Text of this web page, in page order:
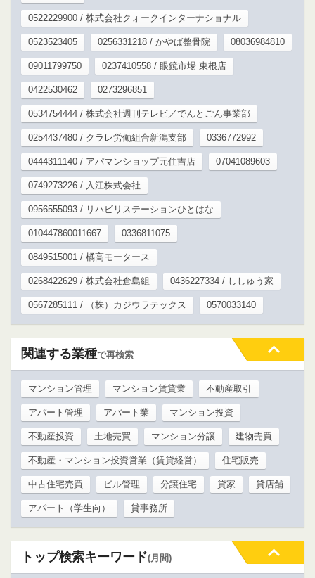
0522229900 / 株式会社クォークインターナショナル
0523523405 0256331218 / かやば整骨院 08036984810
09011799750 0237410558 / 眼鏡市場 東根店
0422530462 0273296851
0534754444 / 株式会社週刊テレビ／でんとごん事業部
0254437480 / クラレ労働組合新潟支部 0336772992
0444311140 / アパマンショップ元住吉店 07041089603
0749273226 / 入江株式会社
0956555093 / リハビリステーションひとはな
010447860011667 0336811075
0849515001 / 橘高モータース
0268422629 / 株式会社倉島組 0436227334 / ししゅう家
0567285111 / （株）カジウラテックス 0570033140
関連する業種で再検索
マンション管理 マンション賃貸業 不動産取引
アパート管理 アパート業 マンション投資
不動産投資 土地売買 マンション分譲 建物売買
不動産・マンション投資営業（賃貸経営） 住宅販売
中古住宅売買 ビル管理 分譲住宅 貸家 貸店舗
アパート（学生向） 貸事務所
トップ検索キーワード(月間)